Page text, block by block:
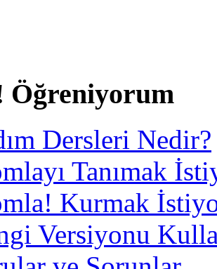
Öğreniyorum
Dersleri Nedir?
Tanımak
Kurmak
Versiyonu